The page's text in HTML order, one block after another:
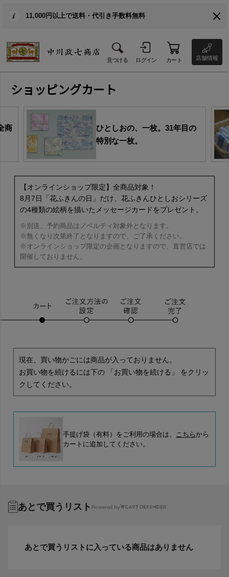
11,000円以上で送料・代引き手数料無料
見つける ログイン カート 店舗情報
ショッピングカート
商
ひとしおの、一枚。31年目の
特別な一枚。
【オンラインショップ限定】全商品対象！
8月7日「花ふきんの日」だけ、花ふきんひとしおシリーズ
の4種類の絵柄を描いたメッセージカードをプレゼント。
※別送、予約商品はノベルティ対象外となります。
※無くなり次第終了となりますので、ご了承ください。
※オンラインショップ限定の企画となりますので、直営店では
開催しておりません。
現在、買い物かごには商品が入っておりません。
お買い物を続けるには下の 「お買い物を続ける」 をクリッ
クしてください。
手提げ袋（有料）をご利用の場合は、 こちらから
カートに追加してください。
あとで買うリスト Powered by
あとで買うリストに入っている商品はありません